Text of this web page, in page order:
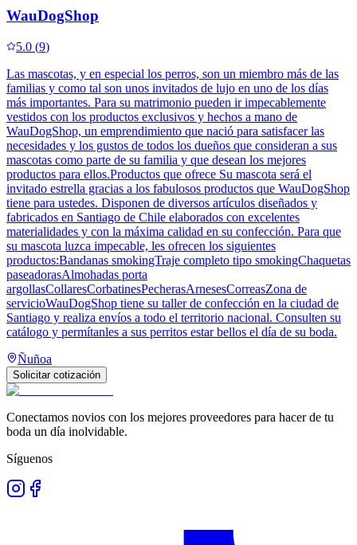
WauDogShop
5.0 (9)
Las mascotas, y en especial los perros, son un miembro más de las
familias y como tal son unos invitados de lujo en uno de los días
más importantes. Para su matrimonio pueden ir impecablemente
vestidos con los productos exclusivos y hechos a mano de
WauDogShop, un emprendimiento que nació para satisfacer las
necesidades y los gustos de todos los dueños que consideran a sus
mascotas como parte de su familia y que desean los mejores
productos para ellos.Productos que ofrece Su mascota será el
invitado estrella gracias a los fabulosos productos que WauDogShop
tiene para ustedes. Disponen de diversos artículos diseñados y
fabricados en Santiago de Chile elaborados con excelentes
materialidades y con la máxima calidad en su confección. Para que
su mascota luzca impecable, les ofrecen los siguientes
productos:Bandanas smokingTraje completo tipo smokingChaquetas
paseadorasAlmohadas porta
argollasCollaresCorbatinesPecherasArnesesCorreasZona de
servicioWauDogShop tiene su taller de confección en la ciudad de
Santiago y realiza envíos a todo el territorio nacional. Consulten su
catálogo y permítanles a sus perritos estar bellos el día de su boda.
Ñuñoa
Solicitar cotización
Conectamos novios con los mejores proveedores para hacer de tu
boda un día inolvidable.
Síguenos